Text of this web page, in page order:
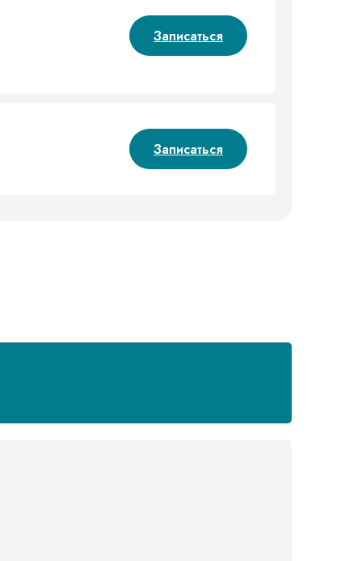
Записаться
Записаться